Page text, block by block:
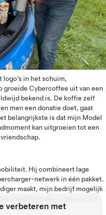
logo’s in het schuim,
groeide Cybercoffee uit van een
bekend is. De koffie zelf
men een donatie doet, gaat
belangrijkste is dat mijn Model
kan uitgroeien tot een
Hij combineert lage
netwerk in één pakket.
maakt, mijn bedrijf mogelijk
geeft om duurzaam en met
verbeteren met